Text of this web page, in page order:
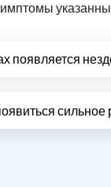
появляется